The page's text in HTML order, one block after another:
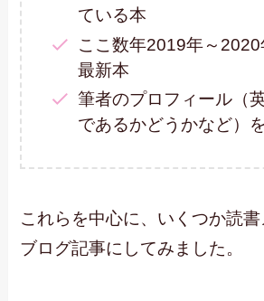
ている本
ここ数年2019年～
最新本
筆者のプロフィール（
であるかどうかなど）
これらを中心に、いくつか読
ブログ記事にしてみました。